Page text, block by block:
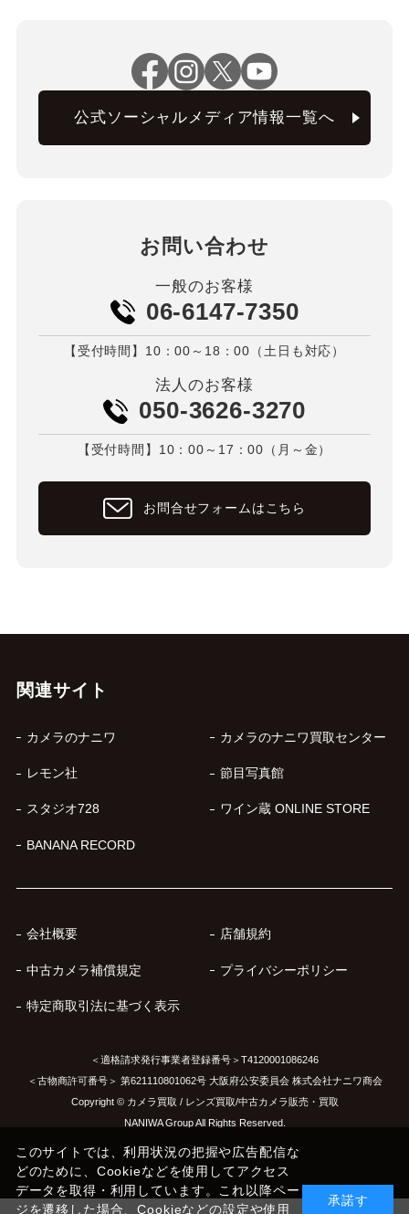
公式ソーシャルメディア情報一覧へ
お問い合わせ
一般のお客様
06-6147-7350
【受付時間】10：00～18：00（土日も対応）
法人のお客様
050-3626-3270
【受付時間】10：00～17：00（月～金）
お問合せフォームはこちら
関連サイト
カメラのナニワ カメラのナニワ買取センター
レモン社 節目写真館
スタジオ728 ワイン蔵 ONLINE STORE
BANANA RECORD
会社概要 店舗規約
中古カメラ補償規定 プライバシーポリシー
特定商取引法に基づく表示
＜適格請求発行事業者登録番号＞T4120001086246
＜古物商許可番号＞ 第621110801062号 大阪府公安委員会 株式会社ナニワ商会
Copyright © カメラ買取 / レンズ買取/中古カメラ販売・買取
NANIWA Group All Rights Reserved.
このサイトでは、利用状況の把握や広告配信な
どのために、Cookieなどを使用してアクセス
データを取得・利用しています。これ以降ペー
ジを遷移した場合、Cookieなどの設定や使用
承諾す